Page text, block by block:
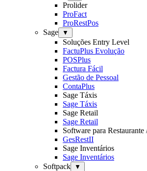
Prolider
ProFact
ProRestPos
Sage
▼
Soluções Entry Level
FactuPlus Evolução
POSPlus
Factura Fácil
Gestão de Pessoal
ContaPlus
Sage Táxis
Sage Táxis
Sage Retail
Sage Retail
Software para Restaurante
GesRestII
Sage Inventários
Sage Inventários
Softpack
▼